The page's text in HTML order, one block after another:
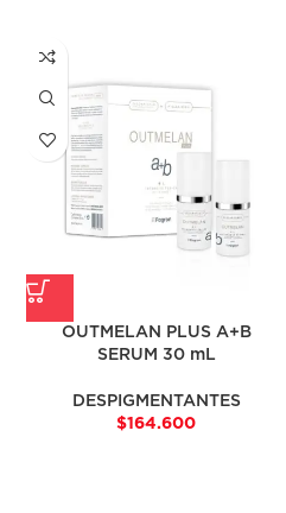
OUTMELAN PLUS A+B
SERUM 30 mL
DESPIGMENTANTES
$164.600